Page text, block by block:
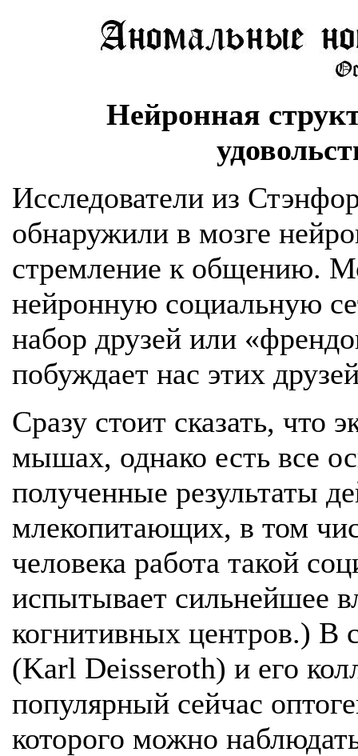
Нейронная
Исследователи из
обнаружили в мозге
стремление к общению.
нейронную социальную
набор друзей или
побуждает нас этих
Сразу стоит сказать, что
мышах, однако есть все
полученные результаты
млекопитающих, в том
человека работа такой
испытывает сильнейшее
когнитивных центров.) В
(Karl Deisseroth) и его
популярный сейчас
которого можно